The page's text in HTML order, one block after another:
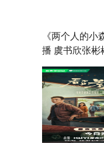
《两个人的小
播 虞书欣张彬
恋“多重解”